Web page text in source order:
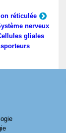
réticulée
nerveux
gliales